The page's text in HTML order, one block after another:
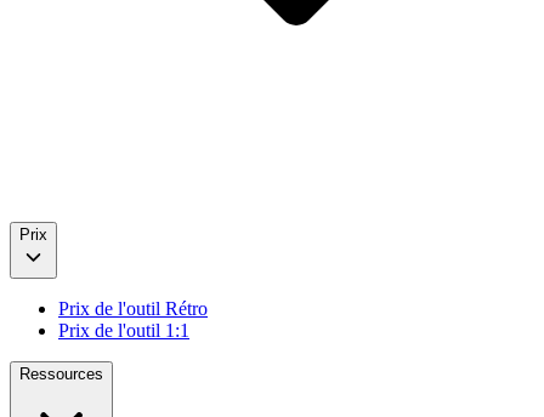
Prix
Prix de l'outil Rétro
Prix de l'outil 1:1
Ressources